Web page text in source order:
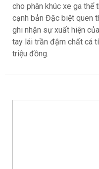
cho phân khúc xe ga thể
cạnh bản Đặc biệt quen
ghi nhận sự xuất hiện
tay lái trần đậm chất cá
triệu đồng.